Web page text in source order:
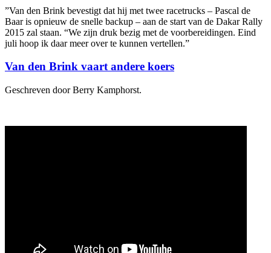
”Van den Brink bevestigt dat hij met twee racetrucks – Pascal de
Baar is opnieuw de snelle backup – aan de start van de Dakar Rally
2015 zal staan. “We zijn druk bezig met de voorbereidingen. Eind
juli hoop ik daar meer over te kunnen vertellen.”
Van den Brink vaart andere koers
Geschreven door Berry Kamphorst.